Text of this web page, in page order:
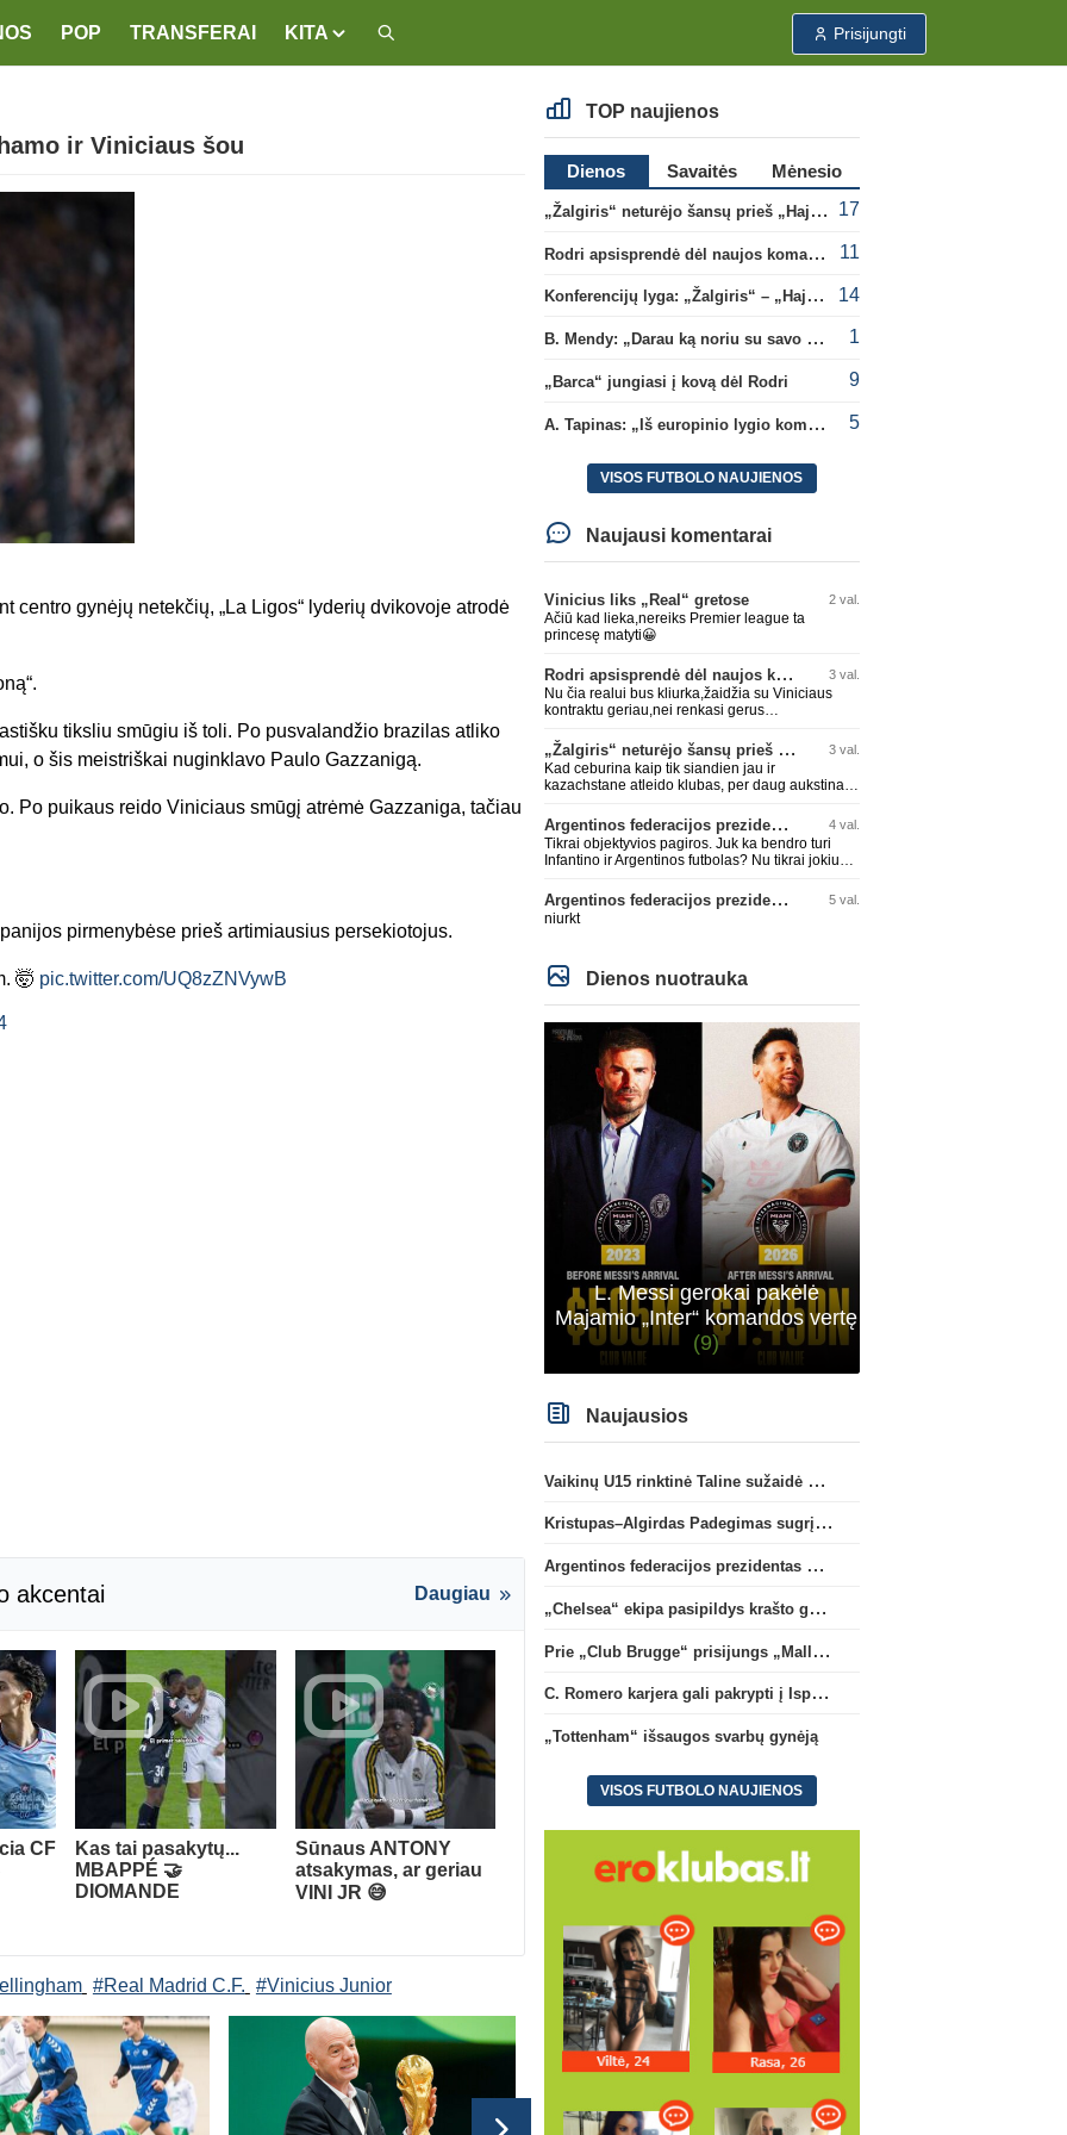
POP TRANSFERAI KITA Prisijungti
ir Viniciaus šou
centro gynėjų netekčių, „La Ligos“ lyderių dvikovoje atrodė
tiksliu smūgiu iš toli. Po pusvalandžio brazilas atliko
o šis meistriškai nuginklavo Paulo Gazzanigą.
Po puikaus reido Viniciaus smūgį atrėmė Gazzaniga, tačiau
pirmenybėse prieš artimiausius persekiotojus.
🤯 pic.twitter.com/UQ8zZNVywB
akcentai Daugiau
CF
Kas tai pasakytų...
MBAPPÉ 🤝
DIOMANDE
Sūnaus ANTONY
atsakymas, ar geriau
VINI JR 😅
#Real Madrid C.F. #Vinicius Junior
TOP naujienos
Dienos Savaitės
Mėnesio
„Žalgiris“ neturėjo šansų prieš „Hajduk“
17
Rodri apsisprendė dėl naujos komandos 11
Konferencijų lyga: „Žalgiris“ – „Hajduk“ (rungtynės tiesiogiai) 14
B. Mendy: „Darau ką noriu su savo pasaulio čempionato titulu“ 1
„Barca“ jungiasi į kovą dėl Rodri 9
A. Tapinas: „Iš europinio lygio komandos gavom gerų pamokų“ 5
VISOS FUTBOLO NAUJIENOS
Naujausi komentarai
Vinicius liks „Real“ gretose 2 val.
Ačiū kad lieka,nereiks Premier league ta
princesę matyti😀
Rodri apsisprendė dėl naujos komandos 3 val.
Nu čia realui bus kliurka,žaidžia su Viniciaus
kontraktu geriau,nei renkasi gerus
„Žalgiris“ neturėjo šansų prieš „Hajduk“ 3 val.
Kad ceburina kaip tik siandien jau ir
kazachstane atleido klubas, per daug aukstinat
Argentinos federacijos prezidentas C. Tapia negailėjo pagyrų G. Infantino 4 val.
Tikrai objektyvios pagiros. Juk ka bendro turi
Infantino ir Argentinos futbolas? Nu tikrai jokiu
Argentinos federacijos prezidentas C. Tapia negailėjo pagyrų G. Infantino 5 val.
niurkt
Dienos nuotrauka
L. Messi gerokai pakėlė
Majamio „Inter“ komandos vertę
(9)
Naujausios
Vaikinų U15 rinktinė Taline sužaidė pirmąsias kontrolines rungtynes
Kristupas–Algirdas Padegimas sugrįžta į FC „Hegelmann” B sudėtį
Argentinos federacijos prezidentas C. Tapia negailėjo pagyrų G. Infantino
„Chelsea“ ekipa pasipildys krašto gynėju P. Chavarria
Prie „Club Brugge“ prisijungs „Mallorca“ klube atsiskleidęs J. Virgili
C. Romero karjera gali pakrypti į Ispaniją
„Tottenham“ išsaugos svarbų gynėją
VISOS FUTBOLO NAUJIENOS